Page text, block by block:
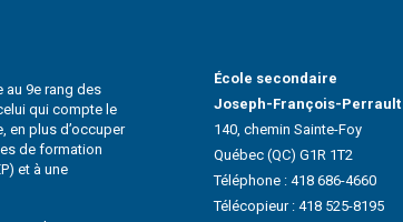
au 9e rang des
qui compte le
en plus d’occuper
de formation
et à une
École secondaire
Joseph-François-Perrault
140, chemin Sainte-Foy
Québec (QC) G1R 1T2
Téléphone : 418 686-4660
Télécopieur : 418 525-8195